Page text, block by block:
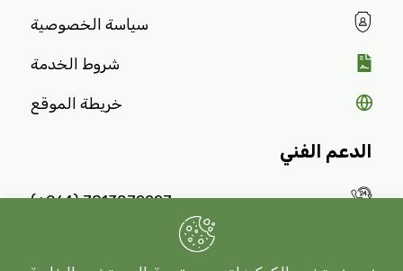
سياسة الخصوصية
شروط الخدمة
خريطة الموقع
الدعم الفني
7813072227 (964+)
07721727940 (964+)